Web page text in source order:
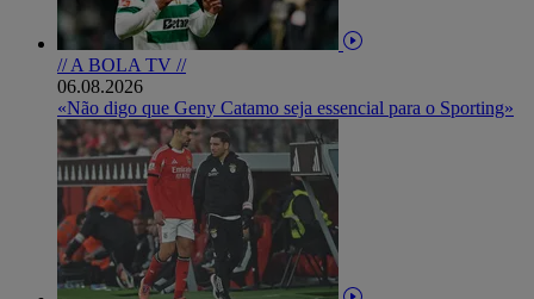
// A BOLA TV //
06.08.2026
«Não digo que Geny Catamo seja essencial para o Sporting»